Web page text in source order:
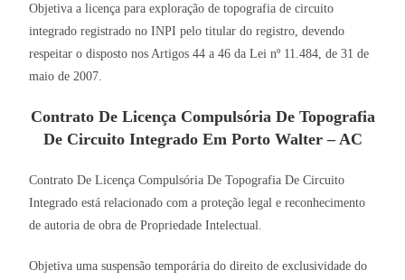
Objetiva a licença para exploração de topografia de circuito
integrado registrado no INPI pelo titular do registro, devendo
respeitar o disposto nos Artigos 44 a 46 da Lei nº 11.484, de 31 de
maio de 2007.
Contrato De Licença Compulsória De Topografia
De Circuito Integrado Em Porto Walter – AC
Contrato De Licença Compulsória De Topografia De Circuito
Integrado está relacionado com a proteção legal e reconhecimento
de autoria de obra de Propriedade Intelectual.
Objetiva uma suspensão temporária do direito de exclusividade do